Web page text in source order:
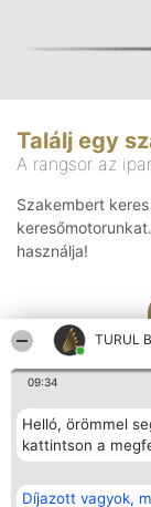
TURUL
09:34
Helló, örömmel
kattintson a
Díjazott vagyok,
Találj egy
A rangsor az
Szakembert
használja!
Rangsorszervező
SC Beautiful Company